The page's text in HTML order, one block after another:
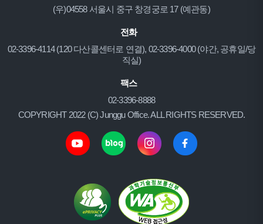
(우)04558 서울시 중구 창경궁로 17 (예관동)
전화
02-3396-4114 (120 다산콜센터로 연결), 02-3396-4000 (야간, 공휴일/당
직실)
팩스
02-3396-8888
COPYRIGHT 2022 (C) Junggu Office. ALL RIGHTS RESERVED.